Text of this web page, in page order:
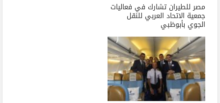
مصر للطيران تشارك في فعاليات
جمعية الاتحاد العربي للنقل
الجوي بأبوظبي